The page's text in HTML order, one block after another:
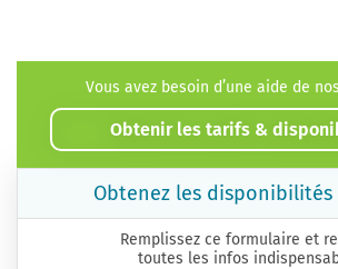
Vous avez besoin d’une aide de
Obtenir les tarifs &
Obtenez les
Remplissez ce formulaire et
toutes les infos